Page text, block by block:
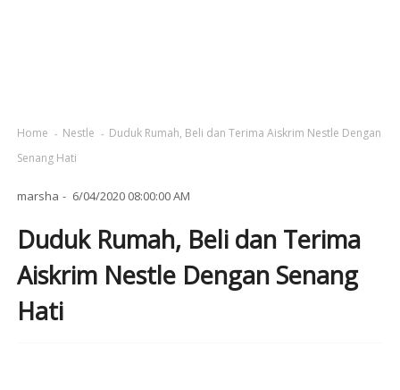
Home Nestle
Duduk Rumah, Beli dan Terima Aiskrim Nestle Dengan
Senang Hati
marsha 6/04/2020 08:00:00 AM
Duduk Rumah, Beli dan Terima
Aiskrim Nestle Dengan Senang
Hati